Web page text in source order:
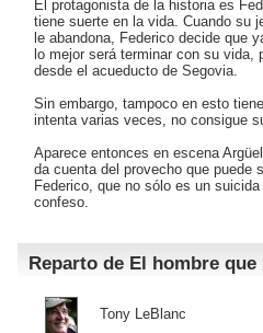
El protagonista de la historia es
tiene suerte en la vida. Cuando su
le abandona, Federico decide que
lo mejor será terminar con su vida,
desde el acueducto de Segovia.
Sin embargo, tampoco en esto
intenta varias veces, no consigue
Aparece entonces en escena
da cuenta del provecho que puede
Federico, que no sólo es un
confeso.
Reparto de El hombre
Tony LeBlanc